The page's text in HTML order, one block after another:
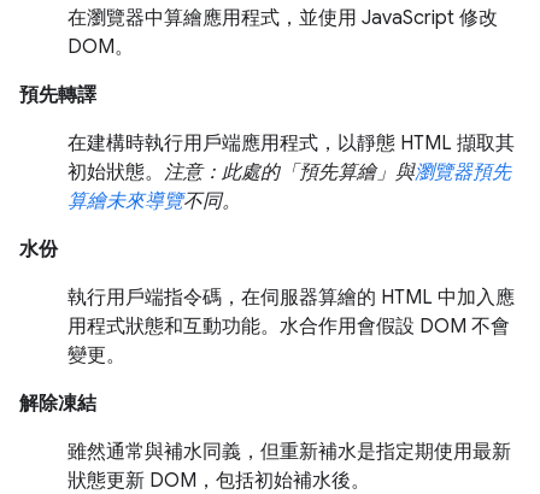
在瀏覽器中算繪應用程式，並使用 JavaScript 修改
DOM。
預先轉譯
在建構時執行用戶端應用程式，以靜態 HTML 擷取其
初始狀態。 注意：此處的「預先算繪」與瀏覽器預先
算繪未來導覽不同。
水份
執行用戶端指令碼，在伺服器算繪的 HTML 中加入應
用程式狀態和互動功能。水合作用會假設 DOM 不會
變更。
解除凍結
雖然通常與補水同義，但重新補水是指定期使用最新
狀態更新 DOM，包括初始補水後。